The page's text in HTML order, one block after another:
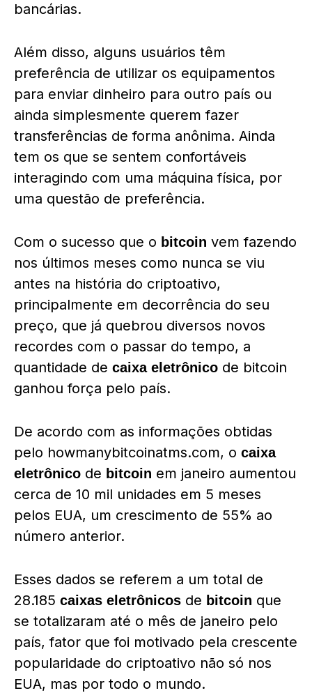
bancárias.
Além disso, alguns usuários têm
preferência de utilizar os equipamentos
para enviar dinheiro para outro país ou
ainda simplesmente querem fazer
transferências de forma anônima. Ainda
tem os que se sentem confortáveis
interagindo com uma máquina física, por
uma questão de preferência.
Com o sucesso que o bitcoin vem fazendo
nos últimos meses como nunca se viu
antes na história do criptoativo,
principalmente em decorrência do seu
preço, que já quebrou diversos novos
recordes com o passar do tempo, a
quantidade de caixa eletrônico de bitcoin
ganhou força pelo país.
De acordo com as informações obtidas
pelo howmanybitcoinatms.com, o caixa
eletrônico de bitcoin em janeiro aumentou
cerca de 10 mil unidades em 5 meses
pelos EUA, um crescimento de 55% ao
número anterior.
Esses dados se referem a um total de
28.185 caixas eletrônicos de bitcoin que
se totalizaram até o mês de janeiro pelo
país, fator que foi motivado pela crescente
popularidade do criptoativo não só nos
EUA, mas por todo o mundo.